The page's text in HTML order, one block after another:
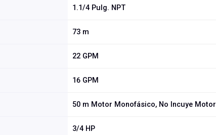
1.1/4 Pulg. NPT
73 m
22 GPM
16 GPM
50 m Motor Monofásico, No Incuye Motor
3/4 HP